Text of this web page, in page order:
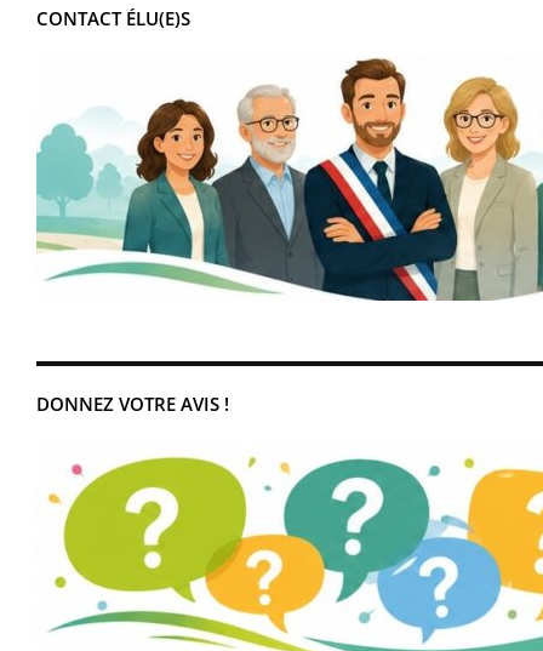
CONTACT ÉLU(E)S
DONNEZ VOTRE AVIS !